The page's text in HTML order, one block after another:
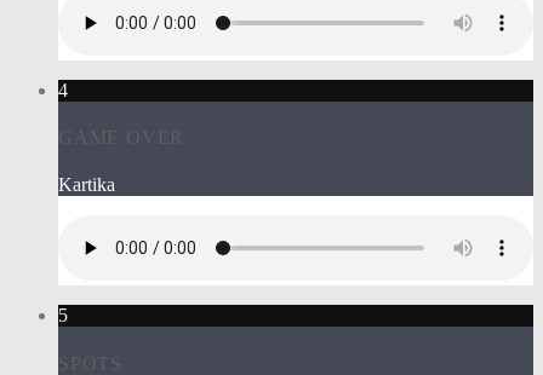
4
GAME OVER
Kartika
5
SPOTS